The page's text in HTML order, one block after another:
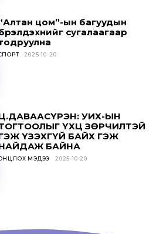
цом”-ын багуудын
сугалаагаар
2025-10-20
УИХ-ЫН
ҮХЦ ЗӨРЧИЛТЭЙ
ҮЗЭХГҮЙ БАЙХ ГЭЖ
БАЙНА
МЭДЭЭ 2025-10-20